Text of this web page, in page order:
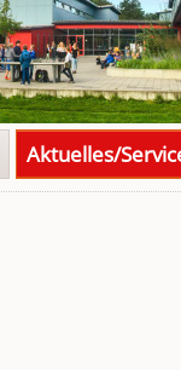
Aktuelles/